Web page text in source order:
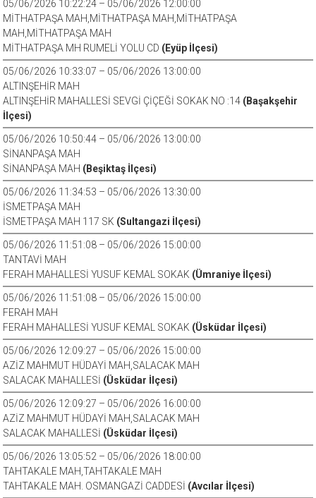
05/06/2026 10:22:24 – 05/06/2026 12:00:00
MİTHATPAŞA MAH,MİTHATPAŞA MAH,MİTHATPAŞA
MAH,MİTHATPAŞA MAH
MİTHATPAŞA MH RUMELİ YOLU CD (Eyüp İlçesi)
05/06/2026 10:33:07 – 05/06/2026 13:00:00
ALTINŞEHİR MAH
ALTINŞEHİR MAHALLESİ SEVGİ ÇİÇEĞİ SOKAK NO :14 (Başakşehir
İlçesi)
05/06/2026 10:50:44 – 05/06/2026 13:00:00
SİNANPAŞA MAH
SİNANPAŞA MAH (Beşiktaş İlçesi)
05/06/2026 11:34:53 – 05/06/2026 13:30:00
İSMETPAŞA MAH
İSMETPAŞA MAH 117 SK (Sultangazi İlçesi)
05/06/2026 11:51:08 – 05/06/2026 15:00:00
TANTAVİ MAH
FERAH MAHALLESİ YUSUF KEMAL SOKAK (Ümraniye İlçesi)
05/06/2026 11:51:08 – 05/06/2026 15:00:00
FERAH MAH
FERAH MAHALLESİ YUSUF KEMAL SOKAK (Üsküdar İlçesi)
05/06/2026 12:09:27 – 05/06/2026 15:00:00
AZİZ MAHMUT HÜDAYİ MAH,SALACAK MAH
SALACAK MAHALLESİ (Üsküdar İlçesi)
05/06/2026 12:09:27 – 05/06/2026 16:00:00
AZİZ MAHMUT HÜDAYİ MAH,SALACAK MAH
SALACAK MAHALLESİ (Üsküdar İlçesi)
05/06/2026 13:05:52 – 05/06/2026 18:00:00
TAHTAKALE MAH,TAHTAKALE MAH
TAHTAKALE MAH. OSMANGAZİ CADDESİ (Avcılar İlçesi)